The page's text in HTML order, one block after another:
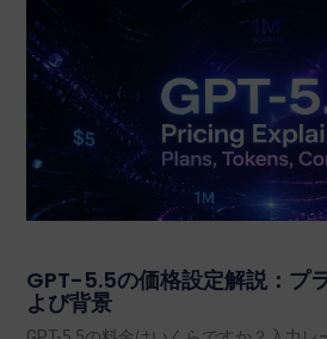
GPT-5.5の価格設定解説：プ
よび背景